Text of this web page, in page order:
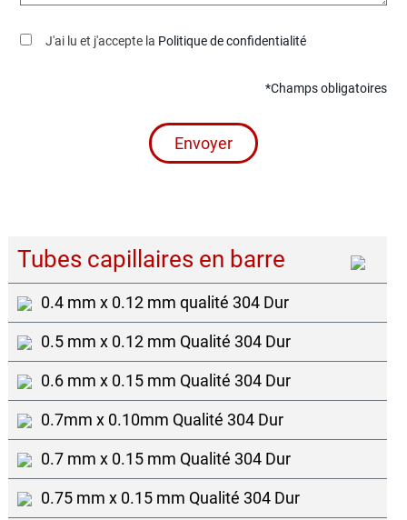
Tubes capillaires en barre
0.4 mm x 0.12 mm qualité 304 Dur
0.5 mm x 0.12 mm Qualité 304 Dur
0.6 mm x 0.15 mm Qualité 304 Dur
0.7mm x 0.10mm Qualité 304 Dur
0.7 mm x 0.15 mm Qualité 304 Dur
0.75 mm x 0.15 mm Qualité 304 Dur
J'ai lu et j'accepte la Politique de confidentialité
*Champs obligatoires
Envoyer